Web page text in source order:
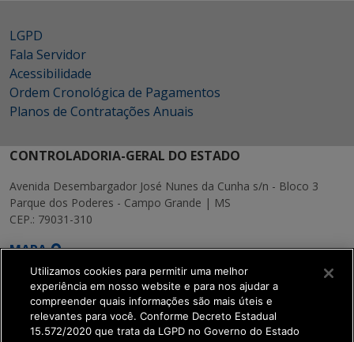
LGPD
Fala Servidor
Acessibilidade
Ordem Cronológica de Pagamentos
Planos de Contratações Anuais
CONTROLADORIA-GERAL DO ESTADO
Avenida Desembargador José Nunes da Cunha s/n - Bloco 3
Parque dos Poderes - Campo Grande | MS
CEP.: 79031-310
MAPA
SETDIG | Secretaria-
Utilizamos cookies para permitir uma melhor
experiência em nosso website e para nos ajudar a
compreender quais informações são mais úteis e
relevantes para você. Conforme Decreto Estadual
15.572/2020 que trata da LGPD no Governo do Estado